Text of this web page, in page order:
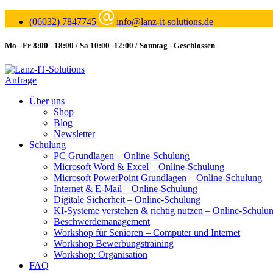
(06032) 7847745 info@lanz-it-solutions.de
Mo - Fr 8:00 - 18:00 / Sa 10:00 -12:00 / Sonntag - Geschlossen
Anfrage
Über uns
Shop
Blog
Newsletter
Schulung
PC Grundlagen – Online-Schulung
Microsoft Word & Excel – Online-Schulung
Microsoft PowerPoint Grundlagen – Online-Schulung
Internet & E-Mail – Online-Schulung
Digitale Sicherheit – Online-Schulung
KI-Systeme verstehen & richtig nutzen – Online-
Beschwerdemanagement
Workshop für Senioren – Computer und Internet
Workshop Bewerbungstraining
Workshop: Organisation
FAQ